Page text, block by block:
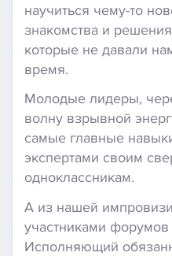
научиться чему-то
знакомства и
которые не давали
время.
Молодые лидеры,
волну взрывной
самые главные
экспертами своим
одноклассникам.
А из нашей
участниками
Исполняющий